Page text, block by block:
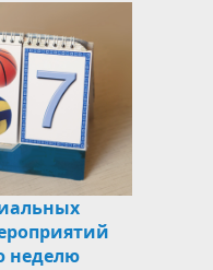
неделю